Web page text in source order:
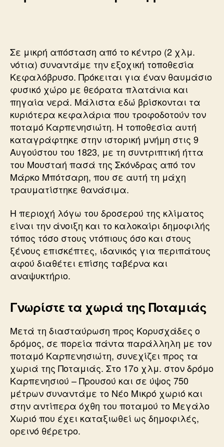
Σε μικρή απόσταση από το κέντρο (2 χλμ.
νότια) συναντάμε την εξοχική τοποθεσία
Κεφαλόβρυσο. Πρόκειται για έναν θαυμάσιο
φυσικό χώρο με θεόρατα πλατάνια και
πηγαία νερά. Μάλιστα εδώ βρίσκονται τα
κυριότερα κεφαλάρια που τροφοδοτούν τον
ποταμό Καρπενησιώτη. Η τοποθεσία αυτή
καταγράφτηκε στην ιστορική μνήμη στις 9
Αυγούστου του 1823, με τη συντριπτική ήττα
του Μουσταή πασά της Σκόνδρας από τον
Μάρκο Μπότσαρη, που σε αυτή τη μάχη
τραυματίστηκε θανάσιμα.
Η περιοχή λόγω του δροσερού της κλίματος
είναι την άνοιξη και το καλοκαίρι δημοφιλής
τόπος τόσο στους ντόπιους όσο και στους
ξένους επισκέπτες, ιδανικός για περιπάτους
αφού διαθέτει επίσης ταβέρνα και
αναψυκτήριο.
Γνωρίστε τα χωριά της Ποταμιάς
Μετά τη διασταύρωση προς Κορυσχάδες ο
δρόμος, σε πορεία πάντα παράλληλη με τον
ποταμό Καρπενησιώτη, συνεχίζει προς τα
χωριά της Ποταμιάς. Στο 17ο χλμ. στον δρόμο
Καρπενησιού – Προυσού και σε ύψος 750
μέτρων συναντάμε το Νέο Μικρό χωριό και
στην αντίπερα όχθη του ποταμού το Μεγάλο
Χωριό που έχει καταξιωθεί ως δημοφιλές,
ορεινό θέρετρο.